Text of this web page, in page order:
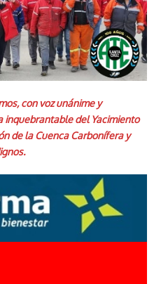
con voz unánime y
inquebrantable del Yacimiento
de la Cuenca Carbonífera y